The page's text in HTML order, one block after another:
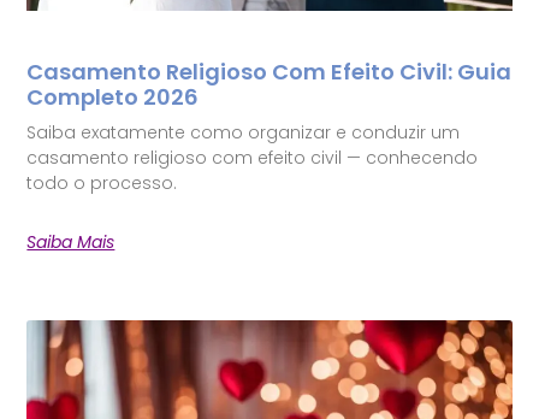
Casamento Religioso Com Efeito Civil: Guia
Completo 2026
Saiba exatamente como organizar e conduzir um
casamento religioso com efeito civil — conhecendo
todo o processo.
Saiba Mais